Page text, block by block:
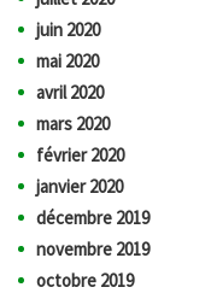
juin 2020
mai 2020
avril 2020
mars 2020
février 2020
janvier 2020
décembre 2019
novembre 2019
octobre 2019